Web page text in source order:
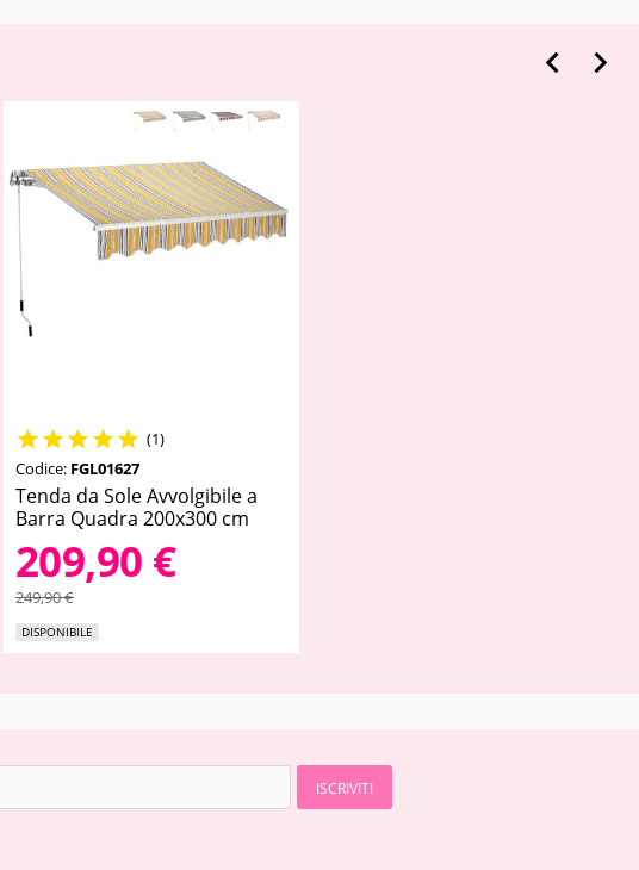
 (1)
Codice: FGL01627
Tenda da Sole Avvolgibile a
Barra Quadra 200x300 cm
209,90 €
249,90 €
DISPONIBILE
 
ISCRIVITI